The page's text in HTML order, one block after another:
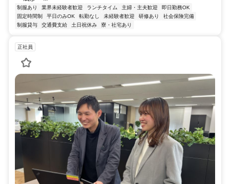
制服あり 業界未経験者歓迎 ランチタイム 主婦・主夫歓迎
即日勤務OK
固定時間制
平日のみOK 転勤なし 未経験者歓迎 研修あり
社会保険完備
制服貸与
交通費支給 土日祝休み 寮・社宅あり
正社員